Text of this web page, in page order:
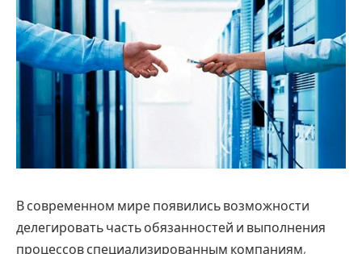
В современном мире появились возможности
делегировать часть обязанностей и выполнения
процессов специализированным компаниям,